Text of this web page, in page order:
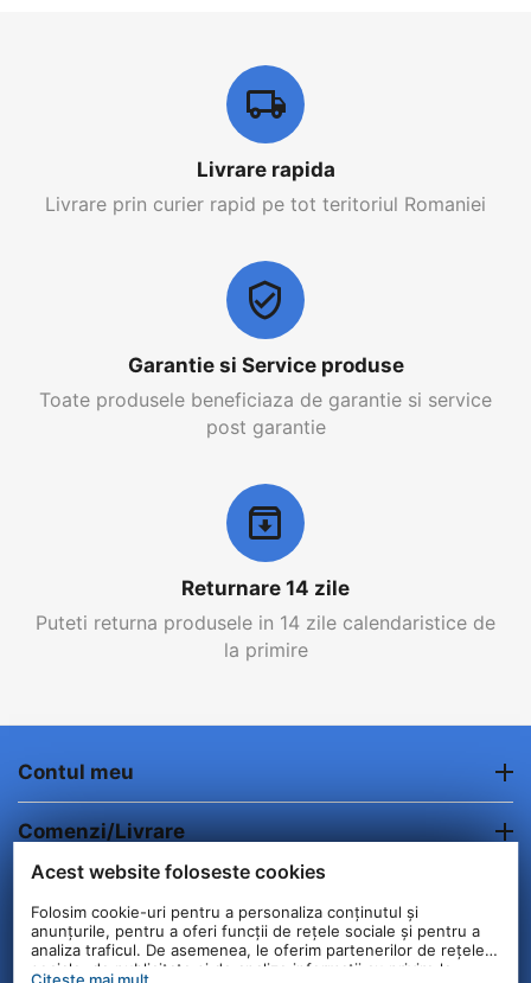
Livrare rapida
Livrare prin curier rapid pe tot teritoriul Romaniei
Garantie si Service produse
Toate produsele beneficiaza de garantie si service
post garantie
Returnare 14 zile
Puteti returna produsele in 14 zile calendaristice de
la primire
Contul meu
Comenzi/Livrare
Contact
Acest website foloseste cookies
Folosim cookie-uri pentru a personaliza conținutul și
anunțurile, pentru a oferi funcții de rețele sociale și pentru a
analiza traficul. De asemenea, le oferim partenerilor de rețele
sociale, de publicitate și de analize informații cu privire la